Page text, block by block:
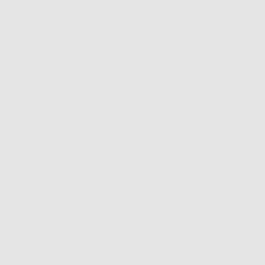
na zarysowania i uderzenia idealnie
beznarzędziowy montaż oraz dużą
normy EN 13329. Istotą klasy ścieralności
niczym innym jak imitacją codziennego
wyższa klasa tym panel jest bardziej